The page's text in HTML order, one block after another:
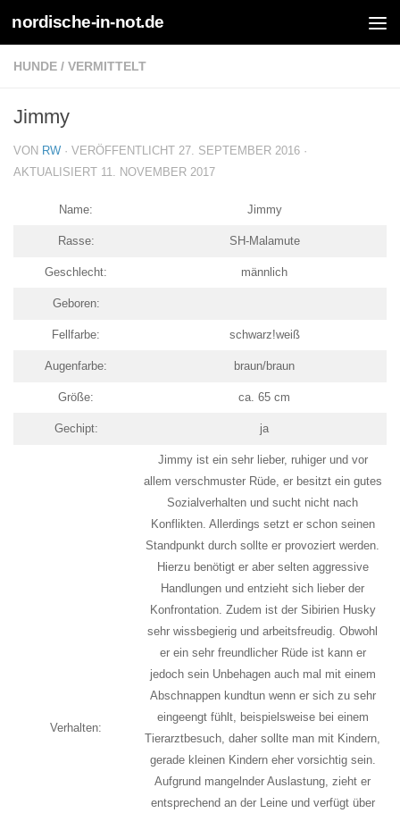
Zum Inhalt springen
nordische-in-not.de
HUNDE / VERMITTELT
Jimmy
VON RW · VERÖFFENTLICHT 27. SEPTEMBER 2016 ·
AKTUALISIERT 11. NOVEMBER 2017
Name: Jimmy
Rasse: SH-Malamute
Geschlecht: männlich
Geboren:
Fellfarbe: schwarz!weiß
Augenfarbe: braun/braun
Größe: ca. 65 cm
Gechipt: ja
Verhalten:
Jimmy ist ein sehr lieber, ruhiger und vor
allem verschmuster Rüde, er besitzt ein gutes
Sozialverhalten und sucht nicht nach
Konflikten. Allerdings setzt er schon seinen
Standpunkt durch sollte er provoziert werden.
Hierzu benötigt er aber selten aggressive
Handlungen und entzieht sich lieber der
Konfrontation. Zudem ist der Sibirien Husky
sehr wissbegierig und arbeitsfreudig. Obwohl
er ein sehr freundlicher Rüde ist kann er
jedoch sein Unbehagen auch mal mit einem
Abschnappen kundtun wenn er sich zu sehr
eingeengt fühlt, beispielsweise bei einem
Tierarztbesuch, daher sollte man mit Kindern,
gerade kleinen Kindern eher vorsichtig sein.
Aufgrund mangelnder Auslastung, zieht er
entsprechend an der Leine und verfügt über